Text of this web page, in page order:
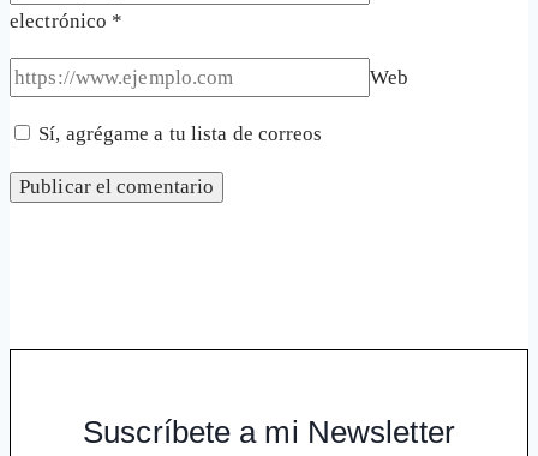
electrónico *
Web
Sí, agrégame a tu lista de correos
Suscríbete a mi Newsletter